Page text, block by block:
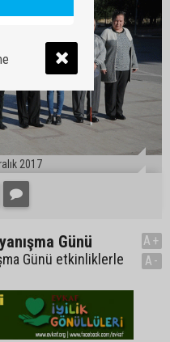
2017
Günü
Günü etkinliklerle
A+
A-